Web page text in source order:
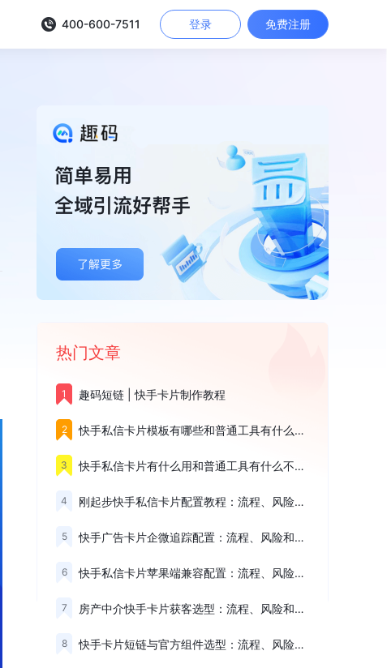
400-600-7511 登录 免费注册
热门文章
1 趣码短链 | 快手卡片制作教程
2 快手私信卡片模板有哪些和普通工具有什么不同，核心看这3点
3 快手私信卡片有什么用和普通工具有什么不同，核心看这3点
4 刚起步快手私信卡片配置教程：流程、风险和选择建议
5 快手广告卡片企微追踪配置：流程、风险和选择建议
6 快手私信卡片苹果端兼容配置：流程、风险和选择建议
7 房产中介快手卡片获客选型：流程、风险和选择建议
8 快手卡片短链与官方组件选型：流程、风险和选择建议